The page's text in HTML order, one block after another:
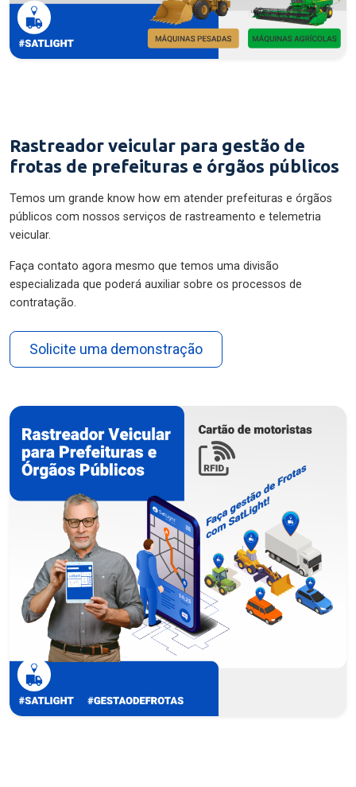
Rastreador veicular para gestão de
frotas de prefeituras e órgãos públicos
Temos um grande know how em atender prefeituras e órgãos
públicos com nossos serviços de rastreamento e telemetria
veicular.
Faça contato agora mesmo que temos uma divisão
especializada que poderá auxiliar sobre os processos de
contratação.
Solicite uma demonstração